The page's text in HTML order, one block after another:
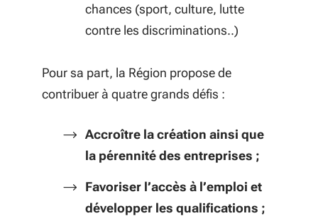
chances (sport, culture, lutte
contre les discriminations..)
Pour sa part, la Région propose de
contribuer à quatre grands défis :
Accroître la création ainsi que
la pérennité des entreprises ;
Favoriser l’accès à l’emploi et
développer les qualifications ;